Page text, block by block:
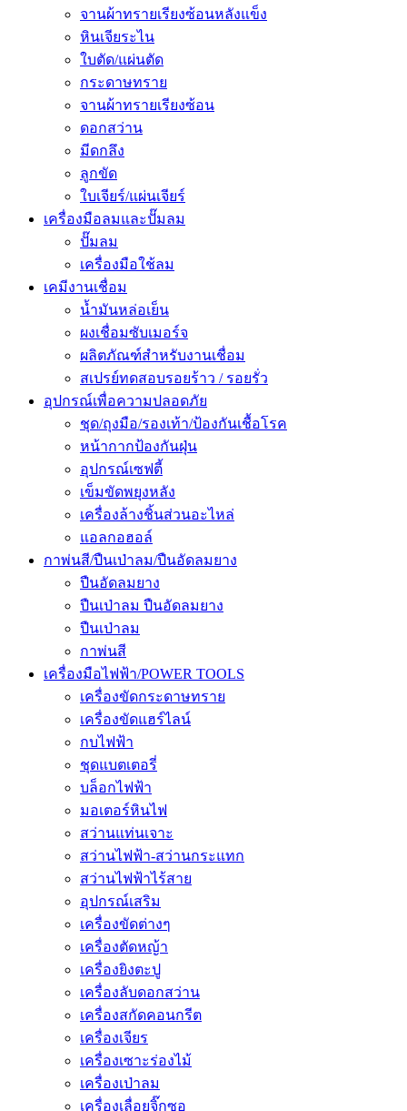
จานผ้าทรายเรียงซ้อนหลังแข็ง
หินเจียระไน
ใบตัด/แผ่นตัด
กระดาษทราย
จานผ้าทรายเรียงซ้อน
ดอกสว่าน
มีดกลึง
ลูกขัด
ใบเจียร์/แผ่นเจียร์
เครื่องมือลมและปั๊มลม
ปั๊มลม
เครื่องมือใช้ลม
เคมีงานเชื่อม
น้ำมันหล่อเย็น
ผงเชื่อมซับเมอร์จ
ผลิตภัณฑ์สำหรับงานเชื่อม
สเปรย์ทดสอบรอยร้าว / รอยรั่ว
อุปกรณ์เพื่อความปลอดภัย
ชุด/ถุงมือ/รองเท้า/ป้องกันเชื้อโรค
หน้ากากป้องกันฝุ่น
อุปกรณ์เซฟตี้
เข็มขัดพยุงหลัง
เครื่องล้างชิ้นส่วนอะไหล่
แอลกอฮอล์
กาพ่นสี/ปืนเป่าลม/ปืนอัดลมยาง
ปืนอัดลมยาง
ปืนเป่าลม ปืนอัดลมยาง
ปืนเป่าลม
กาพ่นสี
เครื่องมือไฟฟ้า/POWER TOOLS
เครื่องขัดกระดาษทราย
เครื่องขัดแฮร์ไลน์
กบไฟฟ้า
ชุดแบตเตอรี่
บล็อกไฟฟ้า
มอเตอร์หินไฟ
สว่านแท่นเจาะ
สว่านไฟฟ้า-สว่านกระแทก
สว่านไฟฟ้าไร้สาย
อุปกรณ์เสริม
เครื่องขัดต่างๆ
เครื่องตัดหญ้า
เครื่องยิงตะปู
เครื่องลับดอกสว่าน
เครื่องสกัดคอนกรีต
เครื่องเจียร
เครื่องเซาะร่องไม้
เครื่องเป่าลม
เครื่องเลื่อยจิ๊กซอ